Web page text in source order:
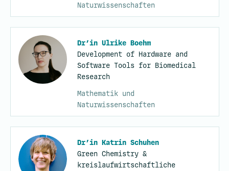
Naturwissenschaften
Dr’in Ulrike Boehm
Development of Hardware and
Software Tools for Biomedical
Research
Mathematik und
Naturwissenschaften
Dr’in Katrin Schuhen
Green Chemistry &
kreislaufwirtschaftliche